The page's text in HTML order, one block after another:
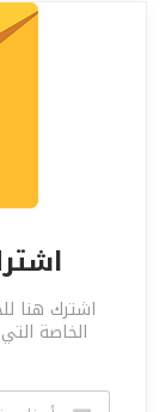
اشترك هنا
الخاصة